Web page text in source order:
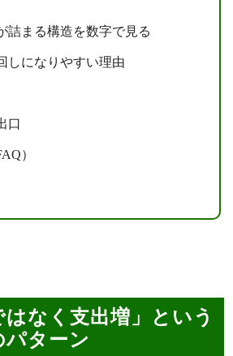
詰まる構造を数字で見る
しになりやすい理由
口
）
はなく支出増」という
パターン